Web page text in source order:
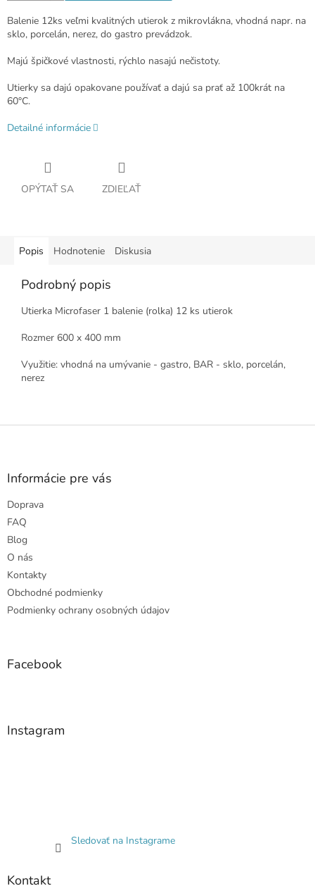
Balenie 12ks veľmi kvalitných utierok z mikrovlákna, vhodná napr. na
sklo, porcelán, nerez, do gastro prevádzok.
Majú špičkové vlastnosti, rýchlo nasajú nečistoty.
Utierky sa dajú opakovane používať a dajú sa prať až 100krát na
60°C.
Detailné informácie
OPÝTAŤ SA ZDIEĽAŤ
Popis Hodnotenie Diskusia
Podrobný popis
Utierka Microfaser 1 balenie (rolka) 12 ks utierok
Rozmer 600 x 400 mm
Využitie: vhodná na umývanie - gastro, BAR - sklo, porcelán,
nerez
Z
Informácie pre vás
Doprava
FAQ
Blog
O nás
Kontakty
Obchodné podmienky
Podmienky ochrany osobných údajov
Facebook
Instagram
Sledovať na Instagrame
Kontakt